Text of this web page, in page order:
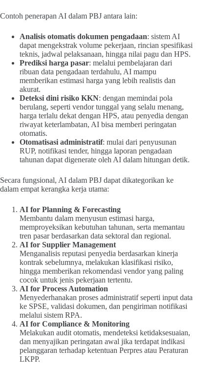
Contoh penerapan AI dalam PBJ antara lain:
Analisis otomatis dokumen pengadaan: sistem AI
dapat mengekstrak volume pekerjaan, rincian spesifikasi
teknis, jadwal pelaksanaan, hingga nilai pagu dan HPS.
Prediksi harga pasar: melalui pembelajaran dari
ribuan data pengadaan terdahulu, AI mampu
memberikan estimasi harga yang lebih realistis dan
akurat.
Deteksi dini risiko KKN: dengan memindai pola
berulang, seperti vendor tunggal yang selalu menang,
harga terlalu dekat dengan HPS, atau penyedia dengan
riwayat keterlambatan, AI bisa memberi peringatan
otomatis.
Otomatisasi administratif: mulai dari penyusunan
RUP, notifikasi tender, hingga laporan pengadaan
tahunan dapat digenerate oleh AI dalam hitungan detik.
Secara fungsional, AI dalam PBJ dapat dikategorikan ke
dalam empat kerangka kerja utama:
AI for Planning & Forecasting
Membantu dalam menyusun estimasi harga,
memproyeksikan kebutuhan tahunan, serta memantau
tren pasar berdasarkan data sektoral dan regional.
AI for Supplier Management
Menganalisis reputasi penyedia berdasarkan kinerja
kontrak sebelumnya, melakukan klasifikasi risiko,
hingga memberikan rekomendasi vendor yang paling
cocok untuk jenis pekerjaan tertentu.
AI for Process Automation
Menyederhanakan proses administratif seperti input data
ke SPSE, validasi dokumen, dan pengiriman notifikasi
melalui sistem RPA.
AI for Compliance & Monitoring
Melakukan audit otomatis, mendeteksi ketidaksesuaian,
dan menyajikan peringatan awal jika terdapat indikasi
pelanggaran terhadap ketentuan Perpres atau Peraturan
LKPP.